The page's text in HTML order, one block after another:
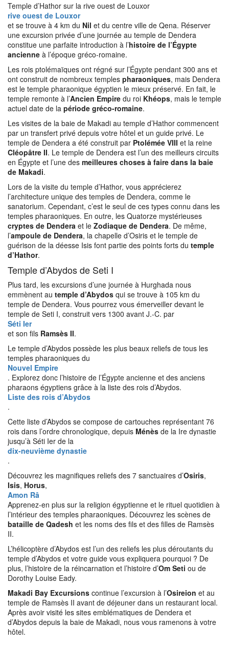
Temple d’Hathor sur la rive ouest de Louxor
rive ouest de Louxor
et se trouve à 4 km du Nil et du centre ville de Qena. Réserver
une excursion privée d’une journée au temple de Dendera
constitue une parfaite introduction à l’histoire de l’Égypte
ancienne à l’époque gréco-romaine.
Les rois ptolémaïques ont régné sur l’Égypte pendant 300 ans et
ont construit de nombreux temples pharaoniques, mais Dendera
est le temple pharaonique égyptien le mieux préservé. En fait, le
temple remonte à l’Ancien Empire du roi Khéops, mais le temple
actuel date de la période gréco-romaine.
Les visites de la baie de Makadi au temple d’Hathor commencent
par un transfert privé depuis votre hôtel et un guide privé. Le
temple de Dendera a été construit par Ptolémée VIII et la reine
Cléopâtre II. Le temple de Dendera est l’un des meilleurs circuits
en Égypte et l’une des meilleures choses à faire dans la baie
de Makadi.
Lors de la visite du temple d’Hathor, vous apprécierez
l’architecture unique des temples de Dendera, comme le
sanatorium. Cependant, c’est le seul de ces types connu dans les
temples pharaoniques. En outre, les Quatorze mystérieuses
cryptes de Dendera et le Zodiaque de Dendera. De même,
l’ampoule de Dendera, la chapelle d’Osiris et le temple de
guérison de la déesse Isis font partie des points forts du temple
d’Hathor.
Temple d’Abydos de Seti I
Plus tard, les excursions d’une journée à Hurghada nous
emmènent au temple d’Abydos qui se trouve à 105 km du
temple de Dendera. Vous pourrez vous émerveiller devant le
temple de Seti I, construit vers 1300 avant J.-C. par
Séti Ier
et son fils Ramsès II.
Le temple d’Abydos possède les plus beaux reliefs de tous les
temples pharaoniques du
Nouvel Empire
. Explorez donc l’histoire de l’Égypte ancienne et des anciens
pharaons égyptiens grâce à la liste des rois d’Abydos.
Liste des rois d’Abydos
.
Cette liste d’Abydos se compose de cartouches représentant 76
rois dans l’ordre chronologique, depuis Ménès de la Ire dynastie
jusqu’à Séti Ier de la
dix-neuvième dynastie
.
Découvrez les magnifiques reliefs des 7 sanctuaires d’Osiris,
Isis, Horus,
Amon Râ
Apprenez-en plus sur la religion égyptienne et le rituel quotidien à
l’intérieur des temples pharaoniques. Découvrez les scènes de
bataille de Qadesh et les noms des fils et des filles de Ramsès
II.
L’hélicoptère d’Abydos est l’un des reliefs les plus déroutants du
temple d’Abydos et votre guide vous expliquera pourquoi ? De
plus, l’histoire de la réincarnation et l’histoire d’Om Seti ou de
Dorothy Louise Eady.
Makadi Bay Excursions continue l’excursion à l’Osireion et au
temple de Ramsès II avant de déjeuner dans un restaurant local.
Après avoir visité les sites emblématiques de Dendera et
d’Abydos depuis la baie de Makadi, nous vous ramenons à votre
hôtel.